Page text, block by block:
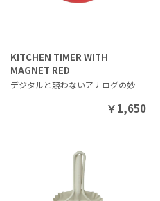
KITCHEN TIMER WITH
MAGNET RED
デジタルと競わないアナログの妙
￥1,650